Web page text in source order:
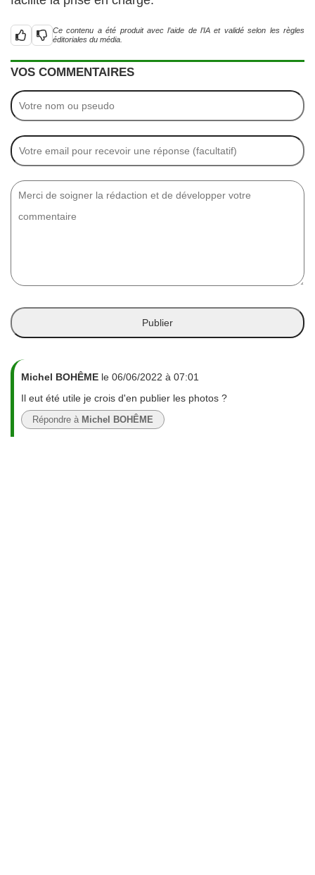
Ce contenu a été produit avec l’aide de l’IA et validé selon les règles
éditoriales du média.
VOS COMMENTAIRES
Michel BOHÊME le 06/06/2022 à 07:01
Il eut été utile je crois d'en publier les photos ?
Répondre à Michel BOHÊME